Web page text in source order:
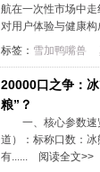
航在一次性市场中
对用户体验与健康构
标签： 雪加鸭嘴兽
20000口之争：
粮”？
一、核心参数
道）：标称口数：
有......
阅读全文>>